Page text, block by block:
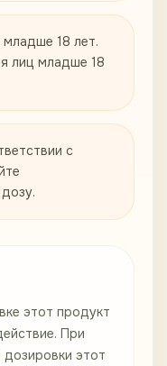
18 лет.
лиц младше 18
с
этот продукт
При
этот